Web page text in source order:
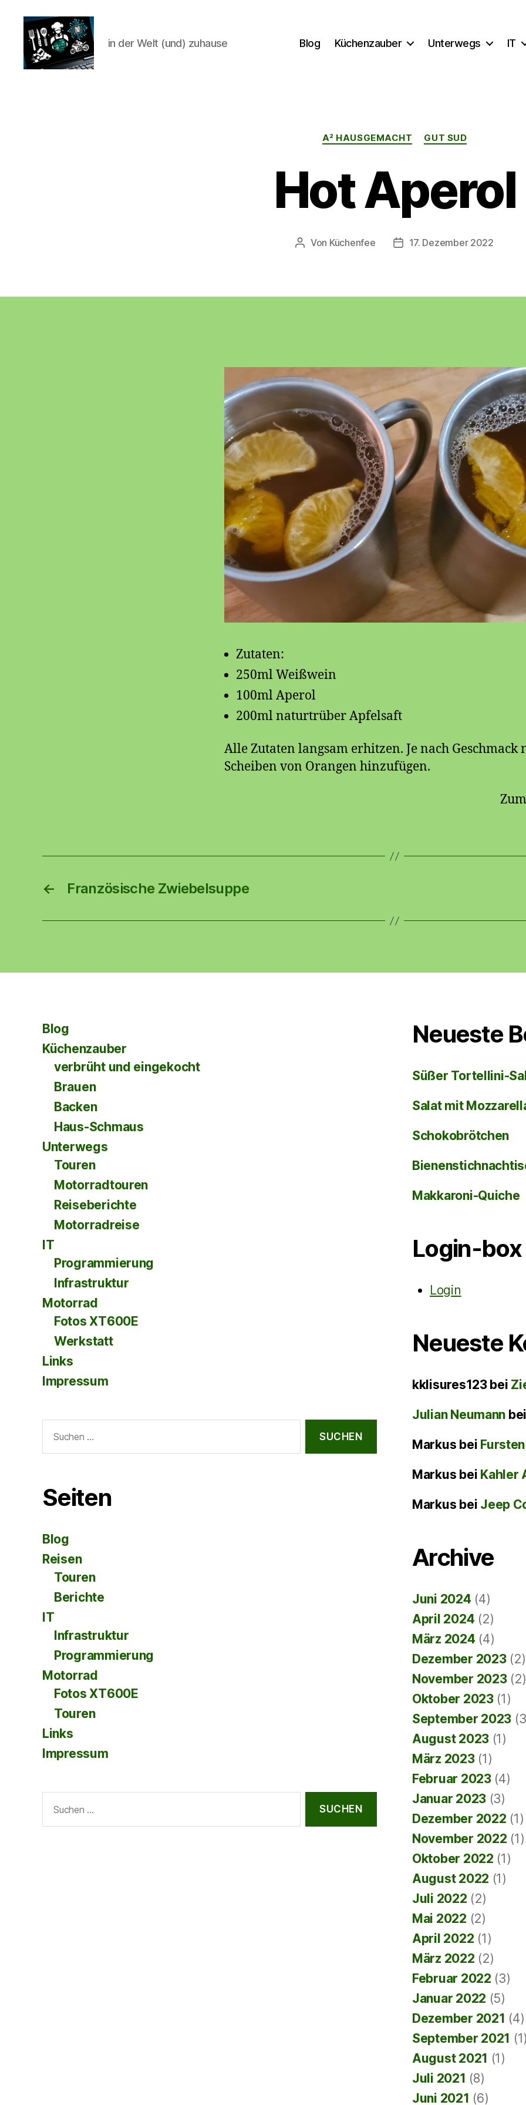
in der Welt (und) zuhause Blog Küchenzauber Unterwegs IT
Kategorien
A² HAUSGEMACHT GUT SUD
Hot Aperol
Beitragsautor
Von Küchenfee Beitragsdatum
17. Dezember 2022
Zutaten:
250ml Weißwein
100ml Aperol
200ml naturtrüber Apfelsaft
Alle Zutaten langsam erhitzen. Je nach Geschmack
Scheiben von Orangen hinzufügen.
← Französische Zwiebelsuppe
Blog
Küchenzauber
verbrüht und eingekocht
Brauen
Backen
Haus-Schmaus
Unterwegs
Touren
Motorradtouren
Reiseberichte
Motorradreise
IT
Programmierung
Infrastruktur
Motorrad
Fotos XT600E
Werkstatt
Links
Impressum
nach:
Seiten
Blog
Reisen
Touren
Berichte
IT
Infrastruktur
Programmierung
Motorrad
Fotos XT600E
Touren
Links
Impressum
nach:
Neueste
Süßer Tortellini-
Salat mit
Schokobrötchen
Makkaroni-Quiche
Login-box
Login
Neueste
kklisures123bei
Julian Neumann
Markus bei
Markus bei Kahler
Markus bei Jeep
Archive
Juni 2024 (4)
April 2024 (2)
März 2024 (4)
Dezember 2023(2)
November 2023(2)
Oktober 2023(1)
September 2023
August 2023 (1)
März 2023(1)
Februar 2023(4)
Januar 2023 (3)
Dezember 2022 (1)
November 2022 (1)
Oktober 2022 (1)
August 2022 (1)
Juli 2022 (2)
Mai 2022 (2)
April 2022 (1)
März 2022 (2)
Februar 2022 (3)
Januar 2022 (5)
Dezember 2021 (4)
September 2021
August 2021 (1)
Juli 2021 (8)
Juni 2021 (6)